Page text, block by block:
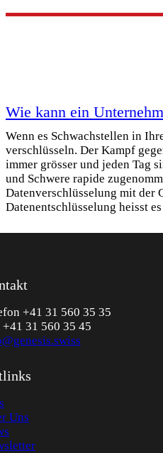
Wie kann ein
Wenn es Schwachstellen in
verschlüsseln. Der Kampf
immer grösser und jeden Tag
und Schwere rapide
Datenverschlüsselung mit der
Datenentschlüsselung heisst
+41 31 560 35 35
+41 31 560 35 45
Uns